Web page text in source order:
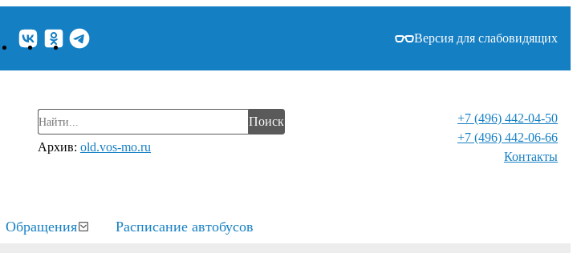
Версия для слабовидящих
Поиск
Архив: old.vos-mo.ru
+7 (496) 442-04-50
+7 (496) 442-06-66
Контакты⁠
Обращения Расписание автобусов